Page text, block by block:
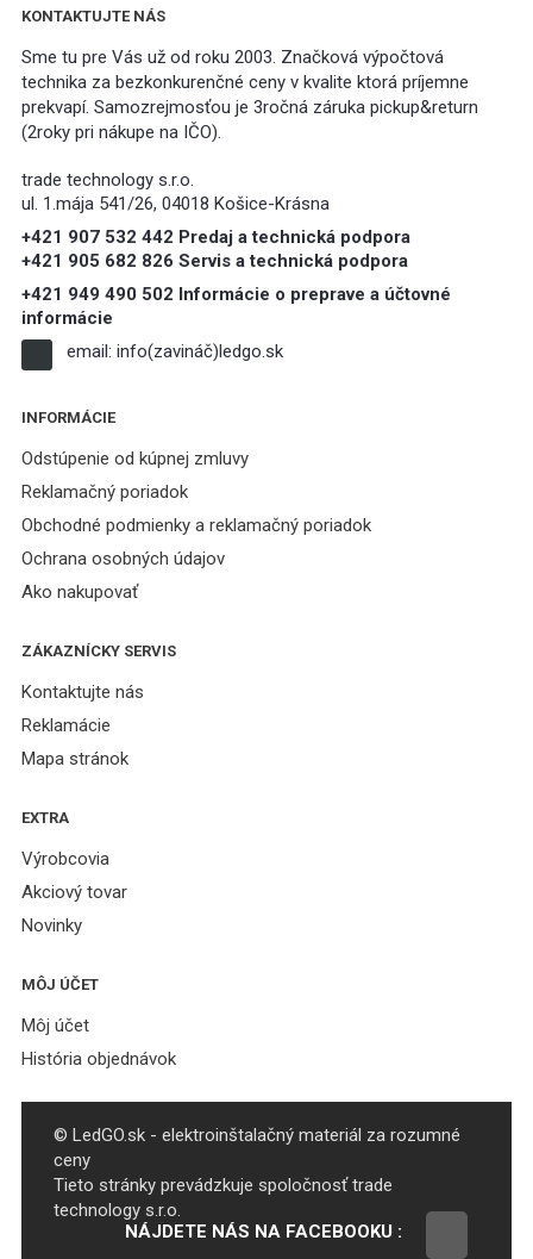
KONTAKTUJTE NÁS
Sme tu pre Vás už od roku 2003. Značková výpočtová
technika za bezkonkurenčné ceny v kvalite ktorá príjemne
prekvapí. Samozrejmosťou je 3ročná záruka pickup&return
(2roky pri nákupe na IČO).
trade technology s.r.o.
ul. 1.mája 541/26, 04018 Košice-Krásna
+421 907 532 442 Predaj a technická podpora
+421 905 682 826 Servis a technická podpora
+421 949 490 502 Informácie o preprave a účtovné
informácie
email: info(zavináč)ledgo.sk
INFORMÁCIE
Odstúpenie od kúpnej zmluvy
Reklamačný poriadok
Obchodné podmienky a reklamačný poriadok
Ochrana osobných údajov
Ako nakupovať
ZÁKAZNÍCKY SERVIS
Kontaktujte nás
Reklamácie
Mapa stránok
EXTRA
Výrobcovia
Akciový tovar
Novinky
MÔJ ÚČET
Môj účet
História objednávok
© LedGO.sk - elektroinštalačný materiál za rozumné
ceny
Tieto stránky prevádzkuje spoločnosť trade
technology s.r.o.
NÁJDETE NÁS NA FACEBOOKU :